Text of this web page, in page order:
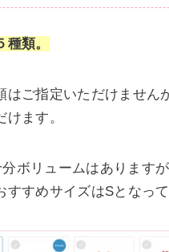
類。
はご指定いただけません
ます。
分ボリュームはあります
すすめサイズはSとなって